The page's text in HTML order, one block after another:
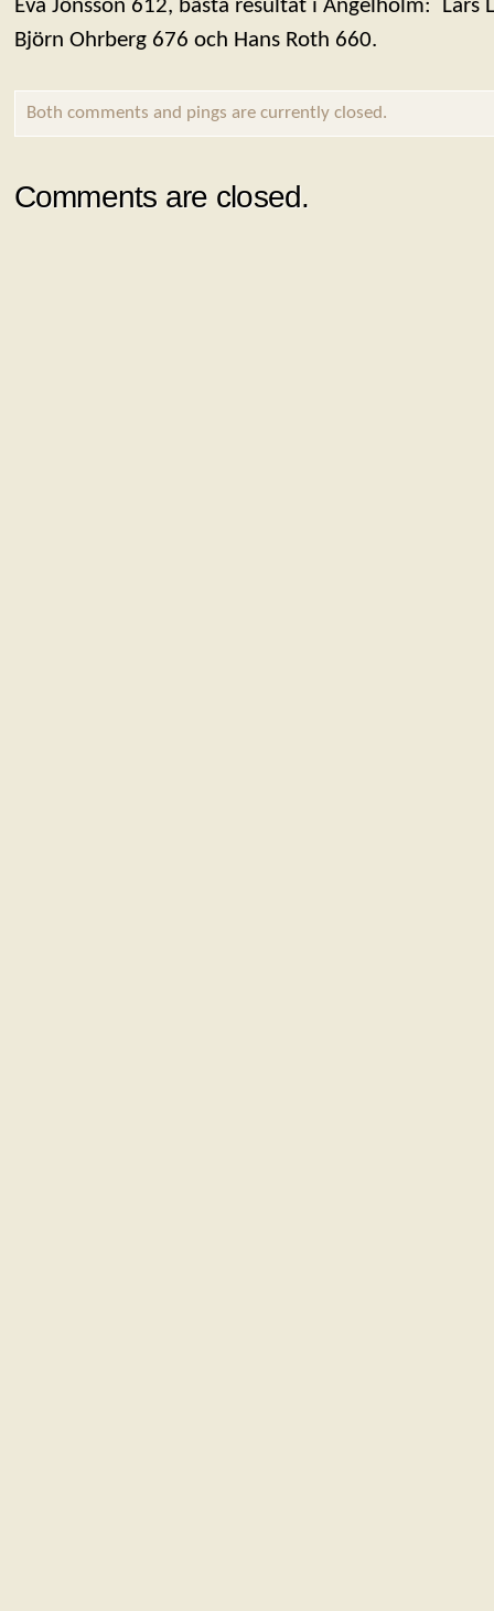
Eva Jönsson 612, bästa resultat i Ängelholm: Lars
Björn Ohrberg 676 och Hans Roth 660.
Both comments and pings are currently closed.
Comments are closed.